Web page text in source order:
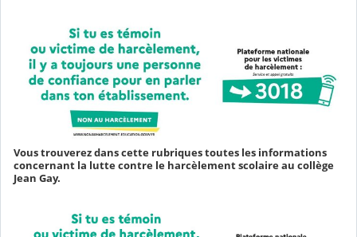
Vous trouverez dans cette rubriques toutes les informations
concernant la lutte contre le harcèlement scolaire au collège
Jean Gay.